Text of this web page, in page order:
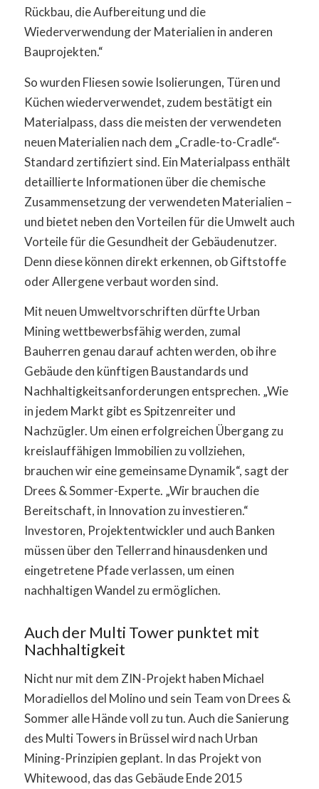
Rückbau, die Aufbereitung und die
Wiederverwendung der Materialien in anderen
Bauprojekten.“
So wurden Fliesen sowie Isolierungen, Türen und
Küchen wiederverwendet, zudem bestätigt ein
Materialpass, dass die meisten der verwendeten
neuen Materialien nach dem „Cradle-to-Cradle“-
Standard zertifiziert sind. Ein Materialpass enthält
detaillierte Informationen über die chemische
Zusammensetzung der verwendeten Materialien –
und bietet neben den Vorteilen für die Umwelt auch
Vorteile für die Gesundheit der Gebäudenutzer.
Denn diese können direkt erkennen, ob Giftstoffe
oder Allergene verbaut worden sind.
Mit neuen Umweltvorschriften dürfte Urban
Mining wettbewerbsfähig werden, zumal
Bauherren genau darauf achten werden, ob ihre
Gebäude den künftigen Baustandards und
Nachhaltigkeitsanforderungen entsprechen. „Wie
in jedem Markt gibt es Spitzenreiter und
Nachzügler. Um einen erfolgreichen Übergang zu
kreislauffähigen Immobilien zu vollziehen,
brauchen wir eine gemeinsame Dynamik“, sagt der
Drees & Sommer-Experte. „Wir brauchen die
Bereitschaft, in Innovation zu investieren.“
Investoren, Projektentwickler und auch Banken
müssen über den Tellerrand hinausdenken und
eingetretene Pfade verlassen, um einen
nachhaltigen Wandel zu ermöglichen.
Auch der Multi Tower punktet mit
Nachhaltigkeit
Nicht nur mit dem ZIN-Projekt haben Michael
Moradiellos del Molino und sein Team von Drees &
Sommer alle Hände voll zu tun. Auch die Sanierung
des Multi Towers in Brüssel wird nach Urban
Mining-Prinzipien geplant. In das Projekt von
Whitewood, das das Gebäude Ende 2015